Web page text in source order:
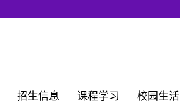
招生信息 课程学习 校园生活